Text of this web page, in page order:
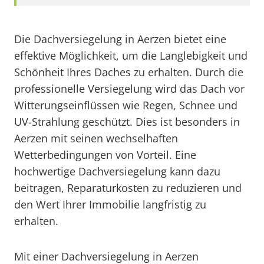
Die Dachversiegelung in Aerzen bietet eine
effektive Möglichkeit, um die Langlebigkeit und
Schönheit Ihres Daches zu erhalten. Durch die
professionelle Versiegelung wird das Dach vor
Witterungseinflüssen wie Regen, Schnee und
UV-Strahlung geschützt. Dies ist besonders in
Aerzen mit seinen wechselhaften
Wetterbedingungen von Vorteil. Eine
hochwertige Dachversiegelung kann dazu
beitragen, Reparaturkosten zu reduzieren und
den Wert Ihrer Immobilie langfristig zu
erhalten.
Mit einer Dachversiegelung in Aerzen